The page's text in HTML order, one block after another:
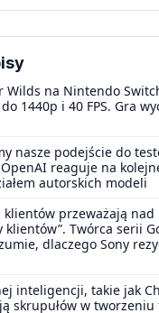
Wilds na Nintendo
1440p i 40 FPS. Gra
nasze podejście do
reaguje na
autorskich modeli
klientów przeważają
klientów”. Twórca serii
dlaczego Sony
inteligencji, takie jak
skrupułów w tworzeniu